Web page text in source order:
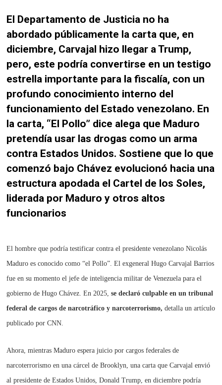
El Departamento de Justicia no ha
abordado públicamente la carta que, en
diciembre, Carvajal hizo llegar a Trump,
pero, este podría convertirse en un testigo
estrella importante para la fiscalía, con un
profundo conocimiento interno del
funcionamiento del Estado venezolano. En
la carta, “El Pollo” dice alega que Maduro
pretendía usar las drogas como un arma
contra Estados Unidos. Sostiene que lo que
comenzó bajo Chávez evolucionó hacia una
estructura apodada el Cartel de los Soles,
liderada por Maduro y otros altos
funcionarios
El hombre que podría testificar contra el presidente venezolano Nicolás
Maduro es conocido como “el Pollo”. El exgeneral Hugo Carvajal Barrios
fue en su momento el jefe de inteligencia militar de Venezuela para el
gobierno de Hugo Chávez. En 2025,se declaró culpable en un tribunal
federal de cargos de narcotráfico y narcoterrorismo,detalla un artículo
publicado por CNN.
Ahora, mientras Maduro espera juicio por cargos federales de
narcoterrorismo en una cárcel de Brooklyn, una carta que Carvajal envió
al presidente de Estados Unidos, Donald Trump, en diciembre podría